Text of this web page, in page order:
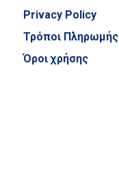
Privacy Policy
Τρόποι Πληρωμής
Όροι χρήσης